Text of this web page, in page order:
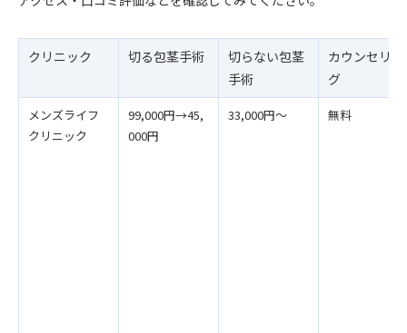
クリニック 切る包茎手術
切らない包茎
手術
カウンセリン
グ
メンズライフ
クリニック
99,000円→45,
000円
33,000円〜 無料